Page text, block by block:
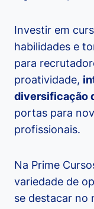
Investir em
habilidades e
para
proatividade,
diversificação
portas para
profissionais.
Na Prime
variedade de
se destacar no